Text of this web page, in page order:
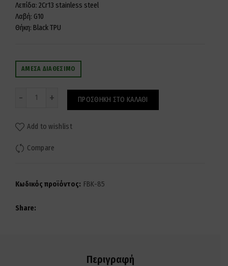
Λεπίδα: 2Cr13 stainless steel
Λαβή: G10
Θήκη: Black TPU
ΆΜΕΣΑ ΔΙΑΘΈΣΙΜΟ
ΠΡΟΣΘΉΚΗ ΣΤΟ ΚΑΛΆΘΙ
Add to wishlist
Compare
Κωδικός προϊόντος: FBK-85
Share
Περιγραφή